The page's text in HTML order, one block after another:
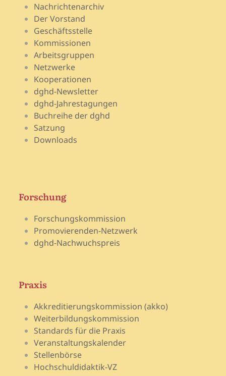
Nachrichtenarchiv
Der Vorstand
Geschäftsstelle
Kommissionen
Arbeitsgruppen
Netzwerke
Kooperationen
dghd-Newsletter
dghd-Jahrestagungen
Buchreihe der dghd
Satzung
Downloads
Forschung
Forschungskommission
Promovierenden-Netzwerk
dghd-Nachwuchspreis
Praxis
Akkreditierungskommission (akko)
Weiterbildungskommission
Standards für die Praxis
Veranstaltungskalender
Stellenbörse
Hochschuldidaktik-VZ